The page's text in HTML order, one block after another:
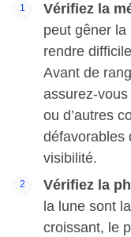
Vérifiez la
peut gêner
rendre
Avant de
assurez-vous
ou d’autres
défavorables
visibilité.
Vérifiez la
la lune sont
croissant, le